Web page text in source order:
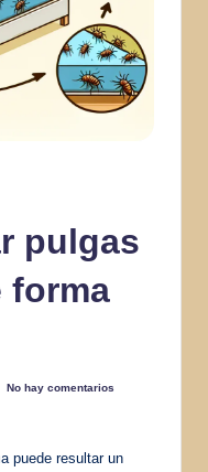
pulgas
forma
No hay comentarios
puede resultar un